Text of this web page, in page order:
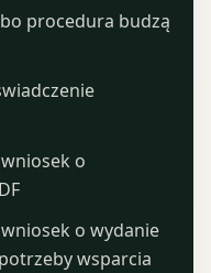
procedura budzą
o
o wydanie
wsparcia